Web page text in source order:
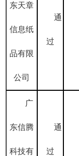
东天章
信息纸
品有限
公司
通
过
广
东信腾
科技有
通
过